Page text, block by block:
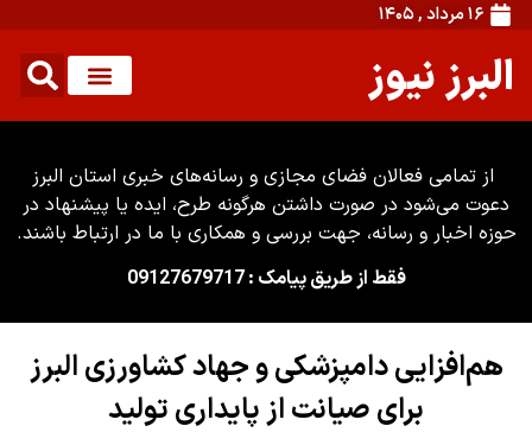
۱۶ مرداد , ۱۴۰۵
البرز نیوز
از تمامی فعالان فضای مجازی و رسانه‌های خبری استان البرز
دعوت می‌شود در صورت داشتن هرگونه طرح، ایده یا پیشنهاد در
حوزه اخبار و رسانه، جهت بررسی و همکاری با ما در ارتباط باشند.
فقط از طریق پیامک : 09127679717
هم‌افزایی دامپزشکی و جهاد کشاورزی البرز
برای صیانت از پایداری تولید